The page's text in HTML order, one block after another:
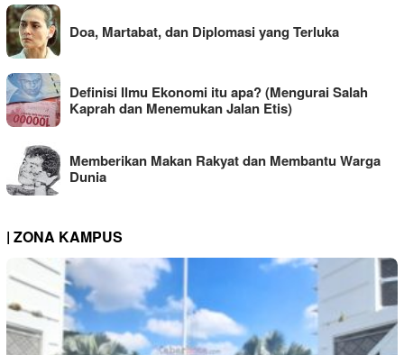
Doa, Martabat, dan Diplomasi yang Terluka
Definisi Ilmu Ekonomi itu apa? (Mengurai Salah
Kaprah dan Menemukan Jalan Etis)
Memberikan Makan Rakyat dan Membantu Warga
Dunia
| ZONA KAMPUS